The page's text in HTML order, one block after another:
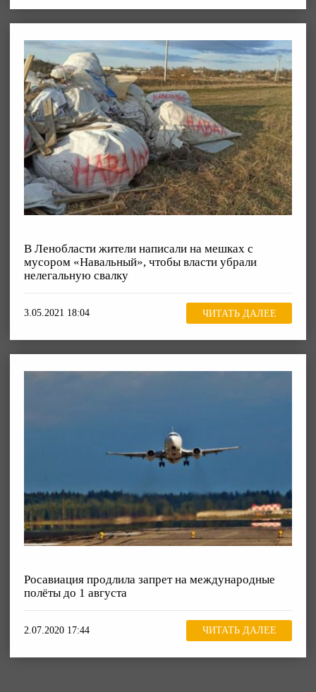
В Ленобласти жители написали на мешках с
мусором «Навальный», чтобы власти убрали
нелегальную свалку
3.05.2021 18:04 ЧИТАТЬ ДАЛЕЕ
Росавиация продлила запрет на международные
полёты до 1 августа
2.07.2020 17:44 ЧИТАТЬ ДАЛЕЕ